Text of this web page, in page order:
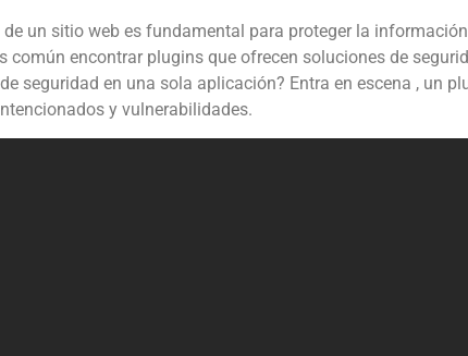
de un sitio web es fundamental para proteger la
común encontrar plugins que ofrecen soluciones de
seguridad en una sola aplicación? Entra en escena , un
y vulnerabilidades.